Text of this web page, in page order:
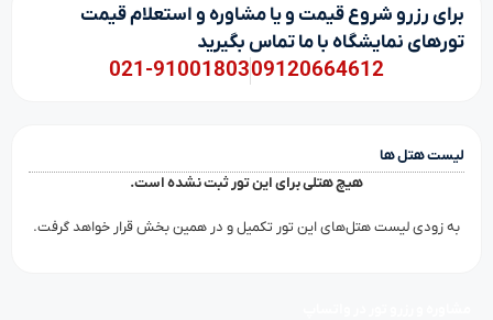
برای رزرو شروع قیمت و یا مشاوره و استعلام قیمت
تورهای نمایشگاه با ما تماس بگیرید
09120664612
021-91001803
لیست هتل ها
هیچ هتلی برای این تور ثبت نشده است.
به زودی لیست هتل‌های این تور تکمیل و در همین بخش قرار خواهد گرفت.